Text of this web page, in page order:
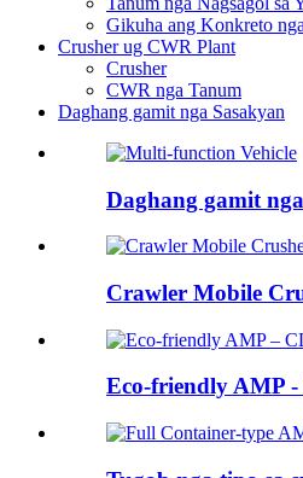
Gikuha ang Konkreto
Crusher ug CWR Plant
Crusher
CWR nga Tanum
Daghang gamit nga Sasakyan
Daghang gamit
Crawler Mobile
Eco-friendly AMP